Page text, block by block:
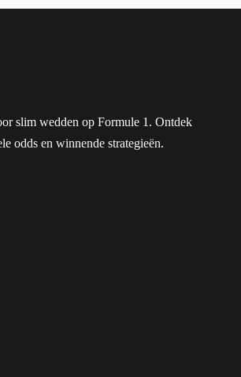
slim wedden op Formule 1. Ontdek
odds en winnende strategieën.